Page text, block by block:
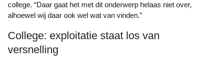
college. “Daar gaat het met dit onderwerp helaas niet over,
alhoewel wij daar ook wel wat van vinden.”
College: exploitatie staat los van
versnelling